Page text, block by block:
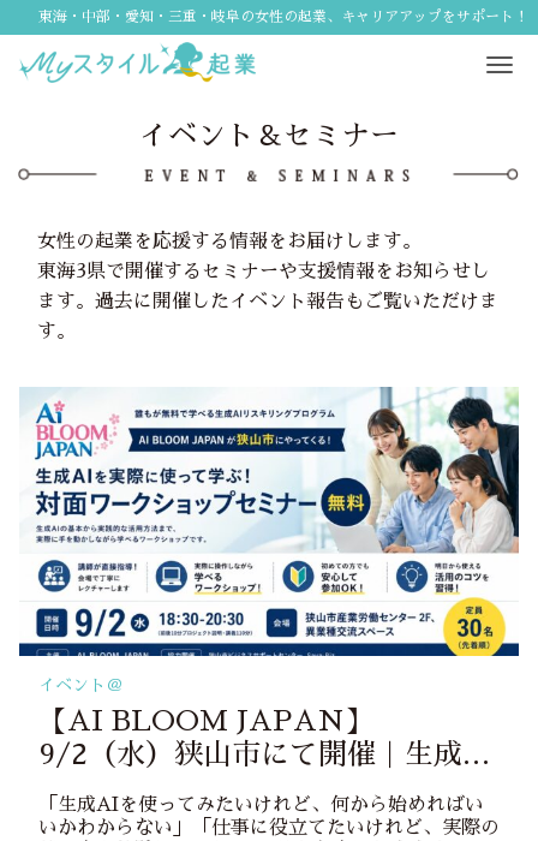
東海・中部・愛知・三重・岐阜の女性の起業、キャリアアップをサポート！
イベント＆セミナー
女性の起業を応援する情報をお届けします。
東海3県で開催するセミナーや支援情報をお知らせし
ます。過去に開催したイベント報告もご覧いただけま
す。
イベント＠
【AI BLOOM JAPAN】
9/2（水）狭山市にて開催｜生成AI
を実際に使って学ぶ！無料対面ワー
クショップセミナー参加者募集
「生成AIを使ってみたいけれど、何から始めればい
いかわからない」「仕事に役立てたいけれど、実際の